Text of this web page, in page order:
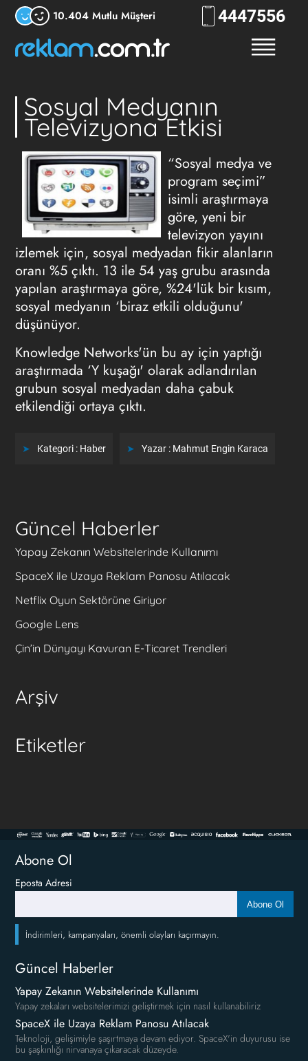
10.404 Mutlu Müşteri 444RKLM
Sosyal Medyanın
Televizyona Etkisi
“Sosyal medya ve
program seçimi”
isimli araştırmaya
göre, yeni bir
televizyon yayını
izlemek için, sosyal medyadan fikir alanların
oranı %5 çıktı. 13 ile 54 yaş grubu arasında
yapılan araştırmaya göre, %24'lük bir kısım,
sosyal medyanın ‘biraz etkili olduğunu'
düşünüyor.
Knowledge Networks'ün bu ay için yaptığı
araştırmada ‘Y kuşağı' olarak adlandırılan
grubun sosyal medyadan daha çabuk
etkilendiği ortaya çıktı.
Kategori : Haber Yazar : Mahmut Engin Karaca
Güncel Haberler
Yapay Zekanın Websitelerinde Kullanımı
SpaceX ile Uzaya Reklam Panosu Atılacak
Netflix Oyun Sektörüne Giriyor
Google Lens
Çin’in Dünyayı Kavuran E-Ticaret Trendleri
Arşiv
Etiketler
Abone Ol
Eposta Adresi
Abone Ol
İndirimleri, kampanyaları, önemli olayları kaçırmayın.
Güncel Haberler
Yapay Zekanın Websitelerinde Kullanımı
Yapay zekaları websitelerimizi geliştirmek için nasıl kullanabiliriz
SpaceX ile Uzaya Reklam Panosu Atılacak
Teknoloji, gelişimiyle şaşırtmaya devam ediyor. SpaceX'in duyurusu ise
bu şaşkınlığı nirvanaya çıkaracak düzeyde.